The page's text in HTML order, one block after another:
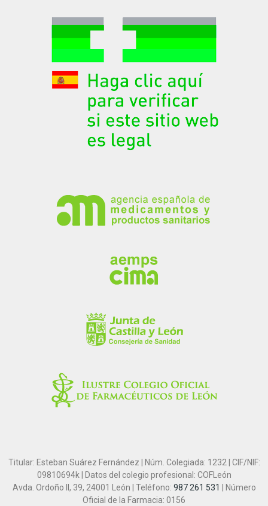
Titular: Esteban Suárez Fernández | Núm. Colegiada: 1232 | CIF/NIF:
09810694k | Datos del colegio profesional: COFLeón
Avda. Ordoño II, 39, 24001 León | Teléfono: 987 261 531
| Número
Oficial de la Farmacia: 0156